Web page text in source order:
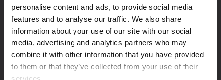
personalise content and ads, to provide social media
features and to analyse our traffic. We also share
information about your use of our site with our social
media, advertising and analytics partners who may
combine it with other information that you have provided
to them or that they’ve collected from your use of their
CÉCILE BERNIER
Volante France